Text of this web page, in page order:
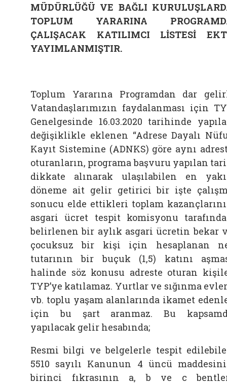
MÜDÜRLÜĞÜ VE BAĞLI
TOPLUM YARARINA
ÇALIŞACAK KATILIMCI LİSTESİ
YAYIMLANMIŞTIR.
Toplum Yararına Programdan dar
Vatandaşlarımızın faydalanması için
Genelgesinde 16.03.2020 tarihinde
değişiklikle eklenen “Adrese Dayalı
Kayıt Sistemine (ADNKS) göre aynı
oturanların, programa başvuru yapılan
dikkate alınarak ulaşılabilen en
döneme ait gelir getirici bir işte
sonucu elde ettikleri toplam
asgari ücret tespit komisyonu
belirlenen bir aylık asgari ücretin bekar
çocuksuz bir kişi için hesaplanan
tutarının bir buçuk (1,5) katını
halinde söz konusu adreste oturan
TYP’ye katılamaz. Yurtlar ve sığınma
vb. toplu yaşam alanlarında ikamet
için bu şart aranmaz. Bu
yapılacak gelir hesabında;
Resmi bilgi ve belgelerle tespit
5510 sayılı Kanunun 4 üncü
birinci fıkrasının a, b ve c